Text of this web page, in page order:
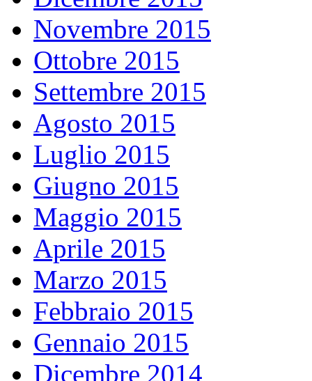
Novembre 2015
Ottobre 2015
Settembre 2015
Agosto 2015
Luglio 2015
Giugno 2015
Maggio 2015
Aprile 2015
Marzo 2015
Febbraio 2015
Gennaio 2015
Dicembre 2014